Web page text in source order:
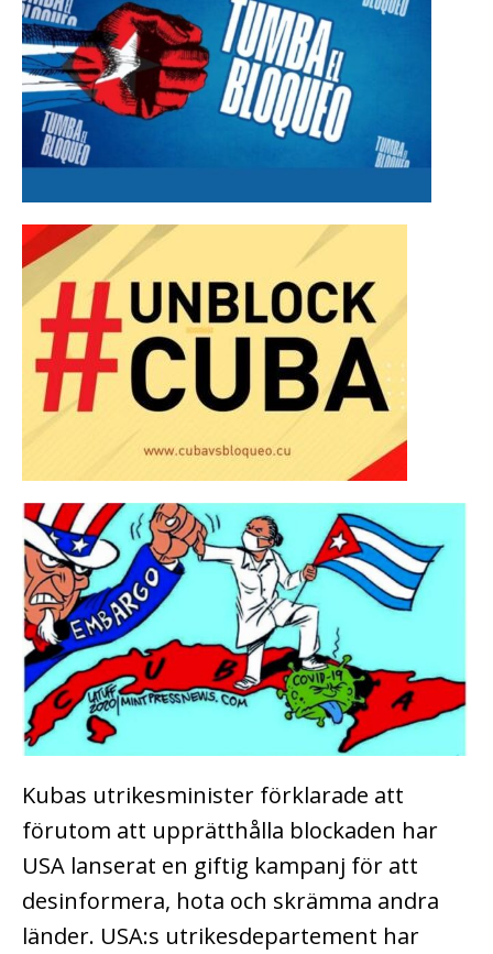
Kubas utrikesminister förklarade att
förutom att upprätthålla blockaden har
USA lanserat en giftig kampanj för att
desinformera, hota och skrämma andra
länder. USA:s utrikesdepartement har